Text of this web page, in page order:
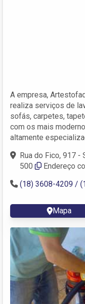
A empresa,
realiza serviços de
sofás, carpetes,
com os mais
altamente
Rua do Fico, 917 -
500
Endereço
(18) 3608-4209 /
Mapa